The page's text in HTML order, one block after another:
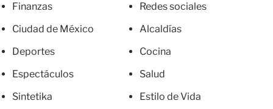
Finanzas
Ciudad de México
Deportes
Espectáculos
Sintetika
Redes sociales
Alcaldías
Cocina
Salud
Estilo de Vida